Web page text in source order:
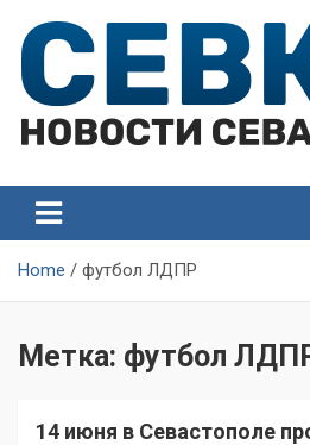
content
Севастополя
Севастополя
Home футбол ЛДПР
Метка: футбол
14 июня в Севастополе